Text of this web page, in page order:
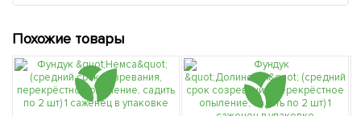
Похожие товары